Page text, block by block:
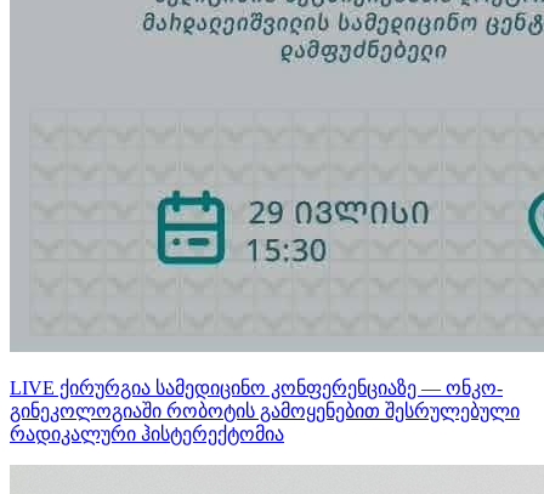
LIVE ქირურგია სამედიცინო კონფერენციაზე — ონკო-
გინეკოლოგიაში რობოტის გამოყენებით შესრულებული
რადიკალური ჰისტერექტომია